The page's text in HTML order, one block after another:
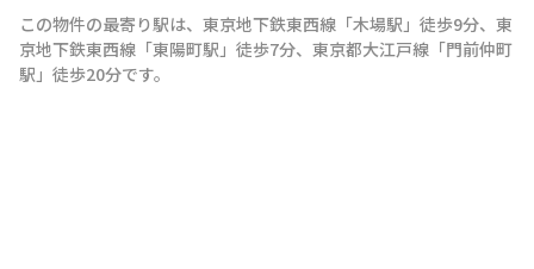
この物件の最寄り駅は、 東京地下鉄東西線 「木場駅 」 徒歩9分、 東
京地下鉄東西線 「東陽町駅 」 徒歩7分、 東京都大江戸線 「門前仲町
駅 」 徒歩20分です。